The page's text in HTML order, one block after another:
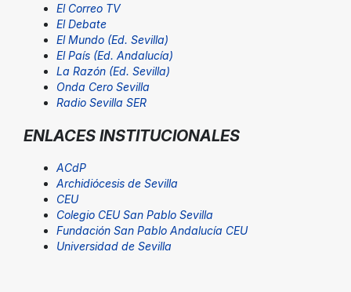
El Correo TV
El Debate
El Mundo (Ed. Sevilla)
El País (Ed. Andalucía)
La Razón (Ed. Sevilla)
Onda Cero Sevilla
Radio Sevilla SER
ENLACES INSTITUCIONALES
ACdP
Archidiócesis de Sevilla
CEU
Colegio CEU San Pablo Sevilla
Fundación San Pablo Andalucía CEU
Universidad de Sevilla